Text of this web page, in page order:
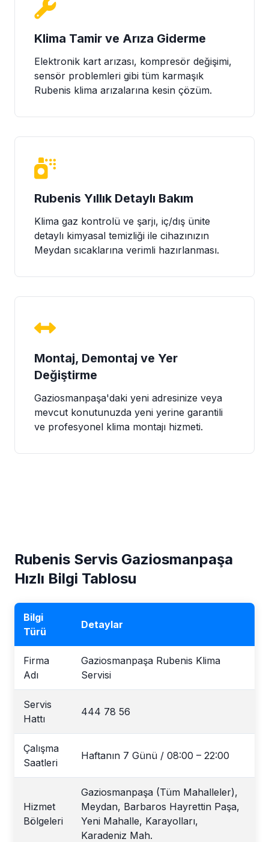
Klima Tamir ve Arıza Giderme
Elektronik kart arızası, kompresör değişimi,
sensör problemleri gibi tüm karmaşık
Rubenis klima arızalarına kesin çözüm.
Rubenis Yıllık Detaylı Bakım
Klima gaz kontrolü ve şarjı, iç/dış ünite
detaylı kimyasal temizliği ile cihazınızın
Meydan sıcaklarına verimli hazırlanması.
Montaj, Demontaj ve Yer
Değiştirme
Gaziosmanpaşa'daki yeni adresinize veya
mevcut konutunuzda yeni yerine garantili
ve profesyonel klima montajı hizmeti.
Rubenis Servis Gaziosmanpaşa
Hızlı Bilgi Tablosu
Bilgi
Türü
Detaylar
Firma
Adı
Gaziosmanpaşa Rubenis Klima
Servisi
Servis
Hattı
444 78 56
Çalışma
Saatleri
Haftanın 7 Günü / 08:00 – 22:00
Hizmet
Bölgeleri
Gaziosmanpaşa (Tüm Mahalleler),
Meydan, Barbaros Hayrettin Paşa,
Yeni Mahalle, Karayolları,
Karadeniz Mah.